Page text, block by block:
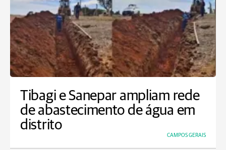
Tibagi e Sanepar ampliam rede
de abastecimento de água em
distrito
CAMPOS GERAIS